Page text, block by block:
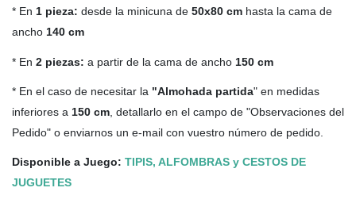
* En 1 pieza: desde la minicuna de 50x80 cm hasta la cama de
ancho 140 cm
* En 2 piezas: a partir de la cama de ancho 150 cm
* En el caso de necesitar la "Almohada partida" en medidas
inferiores a 150 cm , detallarlo en el campo de "Observaciones del
Pedido" o enviarnos un e-mail con vuestro número de pedido.
Disponible a Juego: TIPIS, ALFOMBRAS y CESTOS DE
JUGUETES